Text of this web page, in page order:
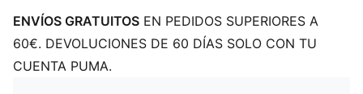
ENVÍOS GRATUITOS EN PEDIDOS SUPERIORES A
60€. DEVOLUCIONES DE 60 DÍAS SOLO CON TU
CUENTA PUMA.